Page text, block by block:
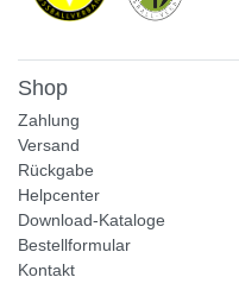
Shop
Zahlung
Versand
Rückgabe
Helpcenter
Download-Kataloge
Bestellformular
Kontakt